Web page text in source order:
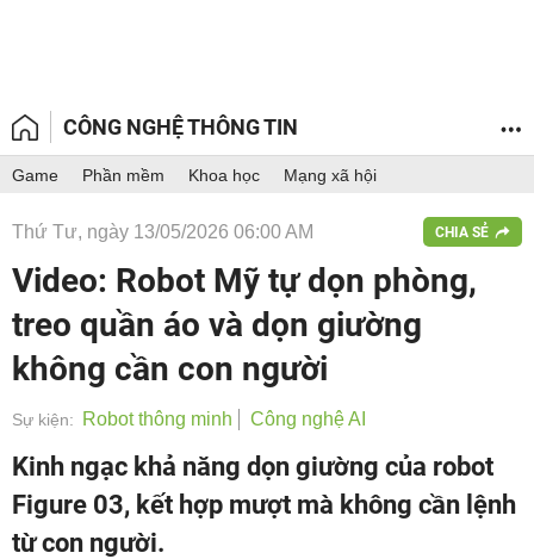
CÔNG NGHỆ THÔNG TIN
Game Phần mềm Khoa học Mạng xã hội
Thứ Tư, ngày 13/05/2026 06:00 AM CHIA SẺ
Video: Robot Mỹ tự dọn phòng,
treo quần áo và dọn giường
không cần con người
Sự kiện: Robot thông minh Công nghệ AI
Kinh ngạc khả năng dọn giường của robot
Figure 03, kết hợp mượt mà không cần lệnh
từ con người.